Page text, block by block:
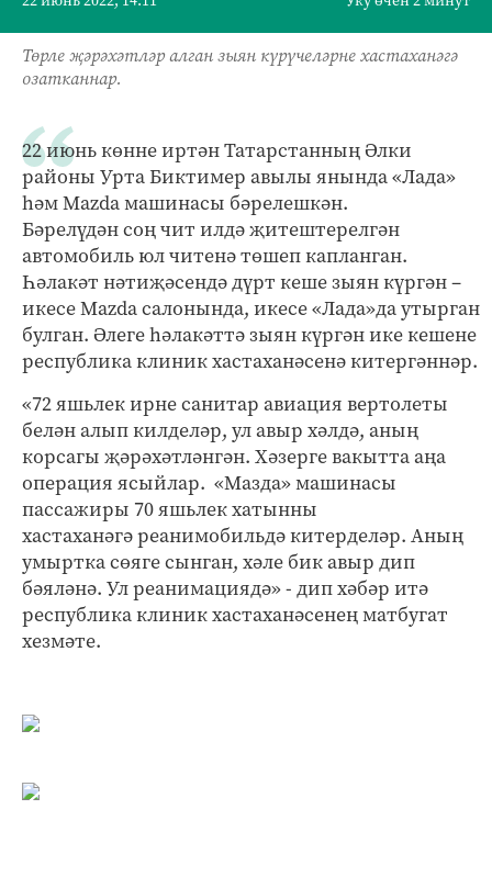
Төрле җәрәхәтләр алган зыян күрүчеләрне хастаханәгә
озатканнар.
22 июнь көнне иртән Татарстанның Әлки
районы Урта Биктимер авылы янында «Лада»
һәм Mazda машинасы бәрелешкән.
Бәрелүдән соң чит илдә җитештерелгән
автомобиль юл читенә төшеп капланган.
Һәлакәт нәтиҗәсендә дүрт кеше зыян күргән –
икесе Mazda салонында, икесе «Лада»да утырган
булган. Әлеге һәлакәттә зыян күргән ике кешене
республика клиник хастаханәсенә китергәннәр.
«72 яшьлек ирне санитар авиация вертолеты
белән алып килделәр, ул авыр хәлдә, аның
корсагы җәрәхәтләнгән. Хәзерге вакытта аңа
операция ясыйлар. «Мазда» машинасы
пассажиры 70 яшьлек хатынны
хастаханәгә реанимобильдә китерделәр. Аның
умыртка сөяге сынган, хәле бик авыр дип
бәяләнә. Ул реанимациядә» - дип хәбәр итә
республика клиник хастаханәсенең матбугат
хезмәте.